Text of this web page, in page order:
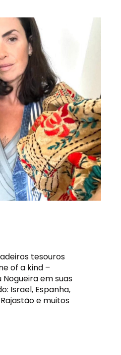
tesouros
of a kind –
em suas
Israel, Espanha,
e muitos